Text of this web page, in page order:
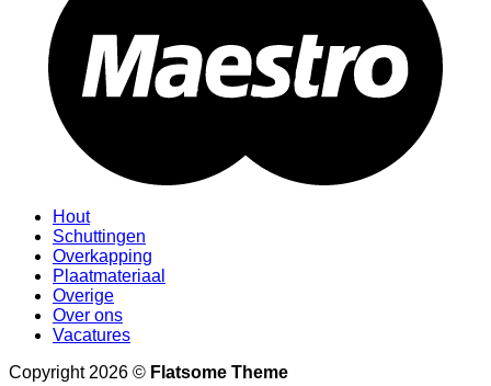
Hout
Schuttingen
Overkapping
Plaatmateriaal
Overige
Over ons
Vacatures
Copyright 2026 © Flatsome Theme